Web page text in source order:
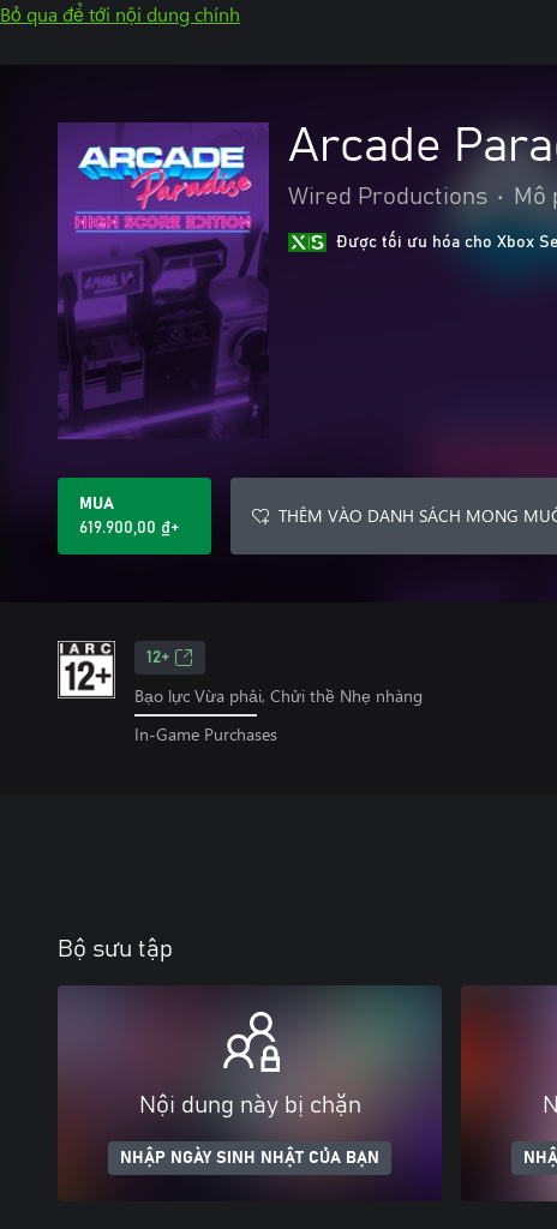
Bỏ qua để tới nội dung chính
Arcade
Wired Productions • Mô
Được tối ưu hóa cho Xbox
MUA
619.900,00 ₫+
THÊM VÀO DANH SÁCH MONG
12+
Bạo lực Vừa phải, Chửi thề Nhẹ nhàng
In-Game Purchases
Bộ sưu tập
Nội dung này bị chặn
NHẬP NGÀY SINH NHẬT CỦA BẠN